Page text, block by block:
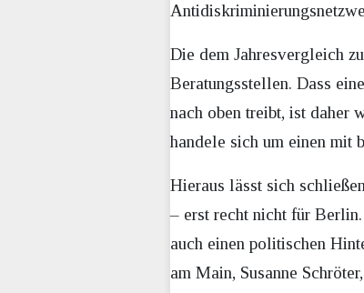
Die dem Jahresvergleich
Beratungsstellen. Dass
nach oben treibt, ist daher
handele sich um einen mit
Hieraus lässt sich
– erst recht nicht für
auch einen politischen
am Main, Susanne